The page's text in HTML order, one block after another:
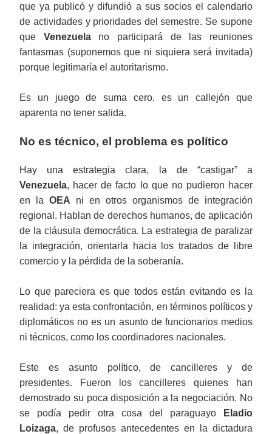
que ya publicó y difundió a sus socios el calendario
de actividades y prioridades del semestre. Se supone
que Venezuelano participará de las reuniones
fantasmas (suponemos que ni siquiera será invitada)
porque legitimaría el autoritarismo.
Es un juego de suma cero, es un callejón que
aparenta no tener salida.
No es técnico, el problema es político
Hay una estrategia clara, la de “castigar” a
Venezuela, hacer de facto lo que no pudieron hacer
en laOEA ni en otros organismos de integración
regional. Hablan de derechos humanos, de aplicación
de la cláusula democrática. La estrategia de paralizar
la integración, orientarla hacia los tratados de libre
comercio y la pérdida de la soberanía.
Lo que pareciera es que todos están evitando es la
realidad: ya esta confrontación, en términos políticos y
diplomáticos no es un asunto de funcionarios medios
ni técnicos, como los coordinadores nacionales.
Este es asunto político, de cancilleres y de
presidentes. Fueron los cancilleres quienes han
demostrado su poca disposición a la negociación. No
se podía pedir otra cosa del paraguayo
Eladio
Loizaga, de profusos antecedentes en la dictadura